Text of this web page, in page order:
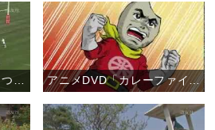
「第８回関西ラグビーまつり ルポ『花園で伝説の名勝負 再び』」 アニメDVD「カレーファイブ」第２弾！